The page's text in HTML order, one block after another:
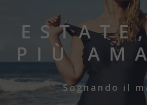
Sognando il
PIÙ